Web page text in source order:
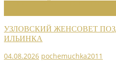
УЗЛОВСКИЙ ЖЕНСОВЕТ
ИЛЬИНКА
04.08.2026 pochemuchka2011